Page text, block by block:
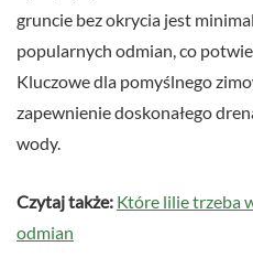
gruncie bez okrycia jest
popularnych odmian, co
Kluczowe dla pomyślnego
zapewnienie doskonałego
wody.
Czytaj także: Które lilie trzeba
odmian